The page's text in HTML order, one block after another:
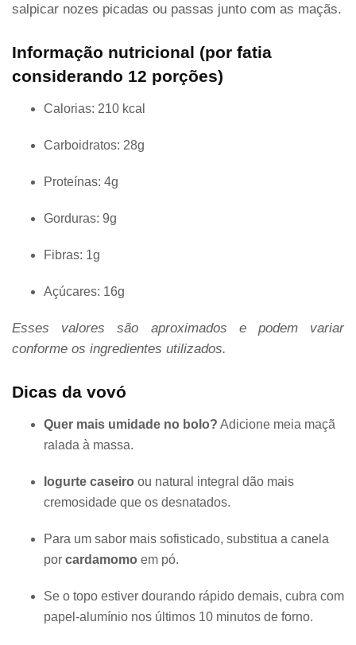
salpicar nozes picadas ou passas junto com as maçãs.
Informação nutricional (por fatia
considerando 12 porções)
Calorias: 210 kcal
Carboidratos: 28g
Proteínas: 4g
Gorduras: 9g
Fibras: 1g
Açúcares: 16g
Esses valores são aproximados e podem variar
conforme os ingredientes utilizados.
Dicas da vovó
Quer mais umidade no bolo? Adicione meia maçã
ralada à massa.
Iogurte caseiro ou natural integral dão mais
cremosidade que os desnatados.
Para um sabor mais sofisticado, substitua a canela
por cardamomo em pó.
Se o topo estiver dourando rápido demais, cubra com
papel-alumínio nos últimos 10 minutos de forno.